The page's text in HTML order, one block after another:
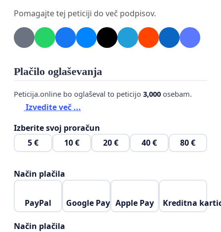
bi labodi lahko v miru gnezdili.
Pomagajte tej peticiji do več podpisov.
Plačilo oglaševanja
Peticija.online bo oglaševal to peticijo 3,000 osebam.
Izvedite več ...
Izberite svoj proračun
5 €
10 € 20 € 40 € 80 €
Način plačila
PayPal Google Pay Apple Pay Kreditna
Način plačila